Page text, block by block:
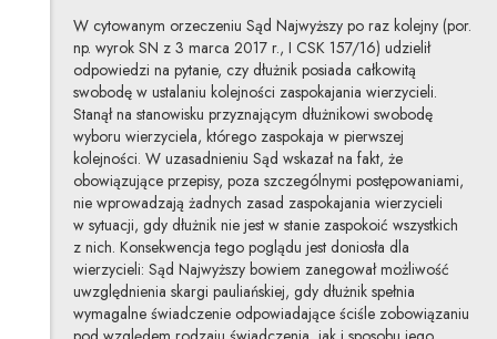
W cytowanym orzeczeniu Sąd Najwyższy po raz kolejny (por.
np. wyrok SN z 3 marca 2017 r., I CSK 157/16) udzielił
odpowiedzi na pytanie, czy dłużnik posiada całkowitą
swobodę w ustalaniu kolejności zaspokajania wierzycieli.
Stanął na stanowisku przyznającym dłużnikowi swobodę
wyboru wierzyciela, którego zaspokaja w pierwszej
kolejności. W uzasadnieniu Sąd wskazał na fakt, że
obowiązujące przepisy, poza szczególnymi postępowaniami,
nie wprowadzają żadnych zasad zaspokajania wierzycieli
w sytuacji, gdy dłużnik nie jest w stanie zaspokoić wszystkich
z nich. Konsekwencja tego poglądu jest doniosła dla
wierzycieli: Sąd Najwyższy bowiem zanegował możliwość
uwzględnienia skargi pauliańskiej, gdy dłużnik spełnia
wymagalne świadczenie odpowiadające ściśle zobowiązaniu